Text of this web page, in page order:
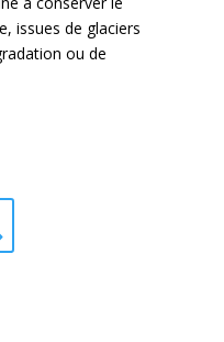
issues de glaciers
ou de